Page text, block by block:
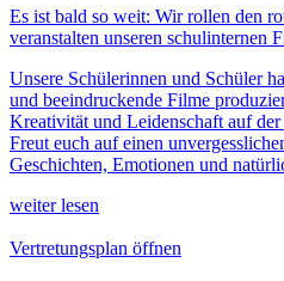
Es ist bald so weit: Wir rollen den
veranstalten unseren schulinternen
Unsere Schülerinnen und Schüler
und beeindruckende Filme
Kreativität und Leidenschaft auf
Freut euch auf einen
Geschichten, Emotionen und
weiter lesen
Vertretungsplan öffnen